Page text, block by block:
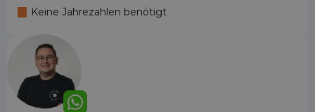
Keine Jahrezahlen benötigt